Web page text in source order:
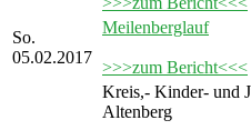
So.
05.02.2017
Meilenberglauf
>>>zum Bericht<<<
Kreis,- Kinder- und
Altenberg